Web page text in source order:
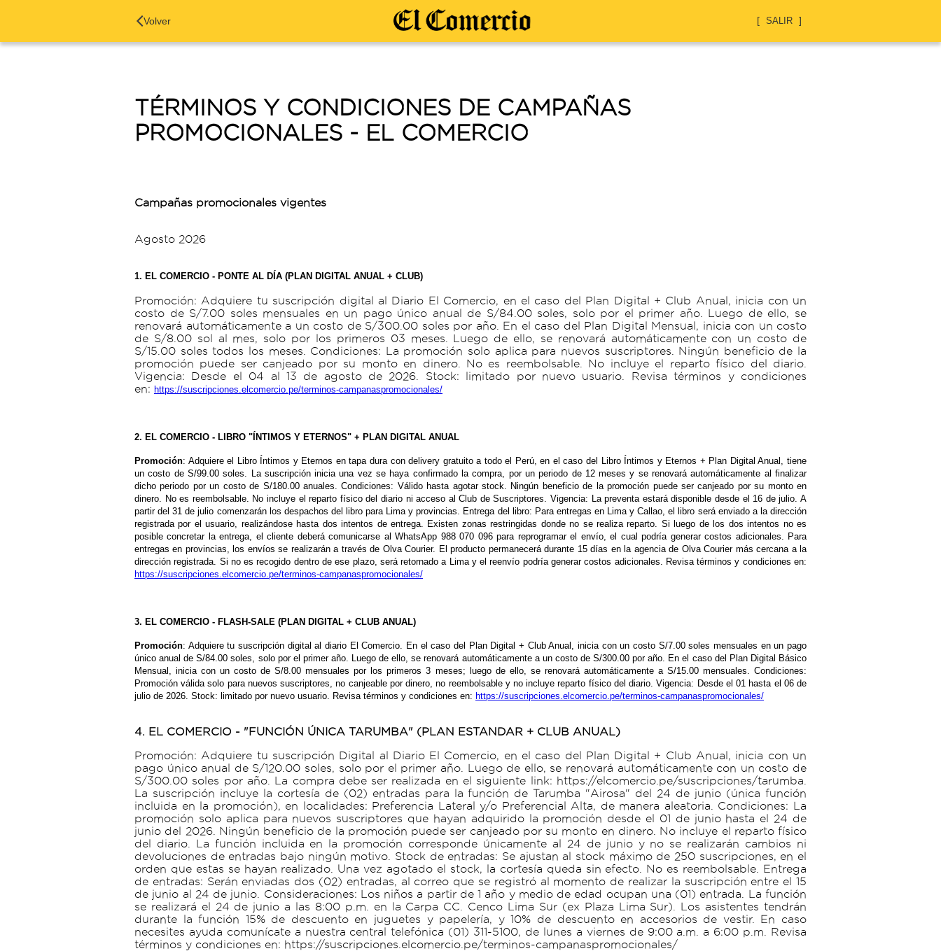
Volver SALIR
TÉRMINOS Y CONDICIONES DE CAMPAÑAS
PROMOCIONALES - EL COMERCIO
Campañas promocionales vigentes
Agosto 2026
1. EL COMERCIO - PONTE AL DÍA (PLAN DIGITAL ANUAL + CLUB)
Promoción: Adquiere tu suscripción digital al Diario El Comercio, en el caso del Plan Digital + Club Anual, inicia con un
costo de S/7.00 soles mensuales en un pago único anual de S/84.00 soles, solo por el primer año. Luego de ello, se
renovará automáticamente a un costo de S/300.00 soles por año. En el caso del Plan Digital Mensual, inicia con un costo
de S/8.00 sol al mes, solo por los primeros 03 meses. Luego de ello, se renovará automáticamente con un costo de
S/15.00 soles todos los meses. Condiciones: La promoción solo aplica para nuevos suscriptores. Ningún beneficio de la
promoción puede ser canjeado por su monto en dinero. No es reembolsable. No incluye el reparto físico del diario.
Vigencia: Desde el 04 al 13 de agosto de 2026. Stock: limitado por nuevo usuario. Revisa términos y condiciones
en: https://suscripciones.elcomercio.pe/terminos-campanaspromocionales/
2. EL COMERCIO - LIBRO "ÍNTIMOS Y ETERNOS" + PLAN DIGITAL ANUAL
Promoción: Adquiere el Libro Íntimos y Eternos en tapa dura con delivery gratuito a todo el Perú, en el caso del Libro Íntimos y Eternos + Plan Digital Anual, tiene
un costo de S/99.00 soles. La suscripción inicia una vez se haya confirmado la compra, por un periodo de 12 meses y se renovará automáticamente al finalizar
dicho periodo por un costo de S/180.00 anuales. Condiciones: Válido hasta agotar stock. Ningún beneficio de la promoción puede ser canjeado por su monto en
dinero. No es reembolsable. No incluye el reparto físico del diario ni acceso al Club de Suscriptores. Vigencia: La preventa estará disponible desde el 16 de julio. A
partir del 31 de julio comenzarán los despachos del libro para Lima y provincias. Entrega del libro: Para entregas en Lima y Callao, el libro será enviado a la dirección
registrada por el usuario, realizándose hasta dos intentos de entrega. Existen zonas restringidas donde no se realiza reparto. Si luego de los dos intentos no es
posible concretar la entrega, el cliente deberá comunicarse al WhatsApp 988 070 096 para reprogramar el envío, el cual podría generar costos adicionales. Para
entregas en provincias, los envíos se realizarán a través de Olva Courier. El producto permanecerá durante 15 días en la agencia de Olva Courier más cercana a la
dirección registrada. Si no es recogido dentro de ese plazo, será retornado a Lima y el reenvío podría generar costos adicionales. Revisa términos y condiciones en:
https://suscripciones.elcomercio.pe/terminos-campanaspromocionales/
3. EL COMERCIO - FLASH-SALE (PLAN DIGITAL + CLUB ANUAL)
Promoción: Adquiere tu suscripción digital al diario El Comercio. En el caso del Plan Digital + Club Anual, inicia con un costo S/7.00 soles mensuales en un pago
único anual de S/84.00 soles, solo por el primer año. Luego de ello, se renovará automáticamente a un costo de S/300.00 por año. En el caso del Plan Digital Básico
Mensual, inicia con un costo de S/8.00 mensuales por los primeros 3 meses; luego de ello, se renovará automáticamente a S/15.00 mensuales. Condiciones:
Promoción válida solo para nuevos suscriptores, no canjeable por dinero, no reembolsable y no incluye reparto físico del diario. Vigencia: Desde el 01 hasta el 06 de
julio de 2026. Stock: limitado por nuevo usuario. Revisa términos y condiciones en: https://suscripciones.elcomercio.pe/terminos-campanaspromocionales/
4. EL COMERCIO - "FUNCIÓN ÚNICA TARUMBA" (PLAN ESTANDAR + CLUB ANUAL)
Promoción: Adquiere tu suscripción Digital al Diario El Comercio, en el caso del Plan Digital + Club Anual, inicia con un
pago único anual de S/120.00 soles, solo por el primer año. Luego de ello, se renovará automáticamente con un costo de
S/300.00 soles por año. La compra debe ser realizada en el siguiente link: https://elcomercio.pe/suscripciones/tarumba.
La suscripción incluye la cortesía de (02) entradas para la función de Tarumba "Airosa" del 24 de junio (única función
incluida en la promoción), en localidades: Preferencia Lateral y/o Preferencial Alta, de manera aleatoria. Condiciones: La
promoción solo aplica para nuevos suscriptores que hayan adquirido la promoción desde el 01 de junio hasta el 24 de
junio del 2026. Ningún beneficio de la promoción puede ser canjeado por su monto en dinero. No incluye el reparto físico
del diario. La función incluida en la promoción corresponde únicamente al 24 de junio y no se realizarán cambios ni
devoluciones de entradas bajo ningún motivo. Stock de entradas: Se ajustan al stock máximo de 250 suscripciones, en el
orden que estas se hayan realizado. Una vez agotado el stock, la cortesía queda sin efecto. No es reembolsable. Entrega
de entradas: Serán enviadas dos (02) entradas, al correo que se registró al momento de realizar la suscripción entre el 15
de junio al 24 de junio. Consideraciones: Los niños a partir de 1 año y medio de edad ocupan una (01) entrada. La función
se realizará el 24 de junio a las 8:00 p.m. en la Carpa CC. Cenco Lima Sur (ex Plaza Lima Sur). Los asistentes tendrán
durante la función 15% de descuento en juguetes y papelería, y 10% de descuento en accesorios de vestir. En caso
necesites ayuda comunícate a nuestra central telefónica (01) 311-5100, de lunes a viernes de 9:00 a.m. a 6:00 p.m. Revisa
términos y condiciones en: https://suscripciones.elcomercio.pe/terminos-campanaspromocionales/